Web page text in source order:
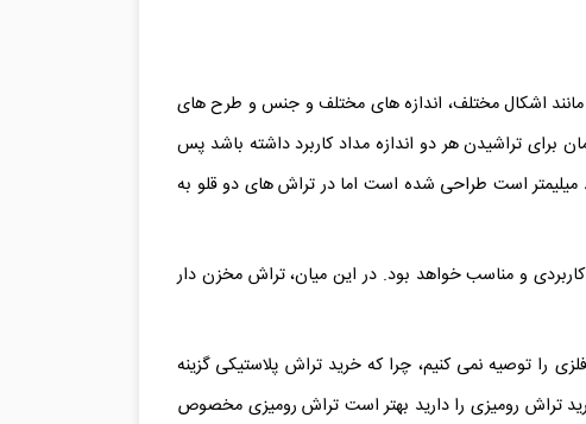
مانند اشکال مختلف، اندازه های مختلف و جنس و طرح های
برای تراشیدن هر دو اندازه مداد کاربرد داشته باشد پس
انتخاب این گزینه برای شما بسیار مقرون بصرفه خواهد بود. اندازه اکثر تراش های امروزی بر مبنای قطر مداد استاندارد که ۸ میلیمتر است طراحی شده است اما در تراش های دو قلو به
و مناسب خواهد بود. در این میان، تراش مخزن دار
را توصیه نمی کنیم، چرا که خرید تراش پلاستیکی گزینه
تراش رومیزی را دارید بهتر است تراش رومیزی مخصوص